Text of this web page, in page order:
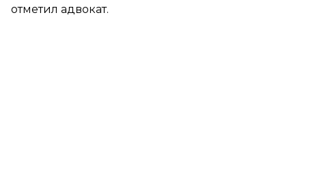
отметил адвокат.